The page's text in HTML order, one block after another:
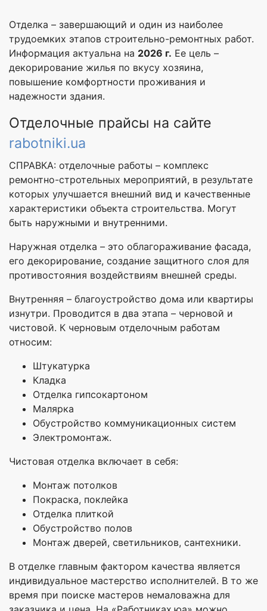
Отделка – завершающий и один из наиболее
трудоемких этапов строительно-ремонтных работ.
Информация актуальна на 2026 г. Ее цель –
декорирование жилья по вкусу хозяина,
повышение комфортности проживания и
надежности здания.
Отделочные прайсы на сайте
rabotniki.ua
СПРАВКА: отделочные работы – комплекс
ремонтно-стротельных мероприятий, в результате
которых улучшается внешний вид и качественные
характеристики объекта строительства. Могут
быть наружными и внутренними.
Наружная отделка – это облагораживание фасада,
его декорирование, создание защитного слоя для
противостояния воздействиям внешней среды.
Внутренняя – благоустройство дома или квартиры
изнутри. Проводится в два этапа – черновой и
чистовой. К черновым отделочным работам
относим:
Штукатурка
Кладка
Отделка гипсокартоном
Малярка
Обустройство коммуникационных систем
Электромонтаж.
Чистовая отделка включает в себя:
Монтаж потолков
Покраска, поклейка
Отделка плиткой
Обустройство полов
Монтаж дверей, светильников, сантехники.
В отделке главным фактором качества является
индивидуальное мастерство исполнителей. В то же
время при поиске мастеров немаловажна для